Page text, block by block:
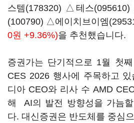
스템(178320) △ 테스(095610)
(100790) △에이치브이엠
0원 +9.36%)을 추천했습니다.
증권가는 단기적으로 1월 첫
CES 2026 행사에 주목하고 있
디아 CEO와 리사 수 AMD
해 AI의 발전 방향성을 가늠할
다. 대신증권은 반도체를 중심